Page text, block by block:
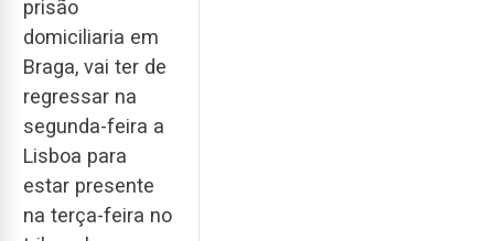
prisão
domiciliaria em
Braga, vai ter de
regressar na
segunda-feira a
Lisboa para
estar presente
na terça-feira no